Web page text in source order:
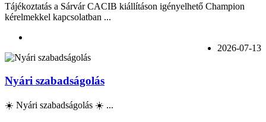
Tájékoztatás a Sárvár CACIB kiállításon igényelhető Champion
kérelmekkel kapcsolatban ...
2026-07-13
Nyári szabadságolás
☀️ Nyári szabadságolás ☀️ ...